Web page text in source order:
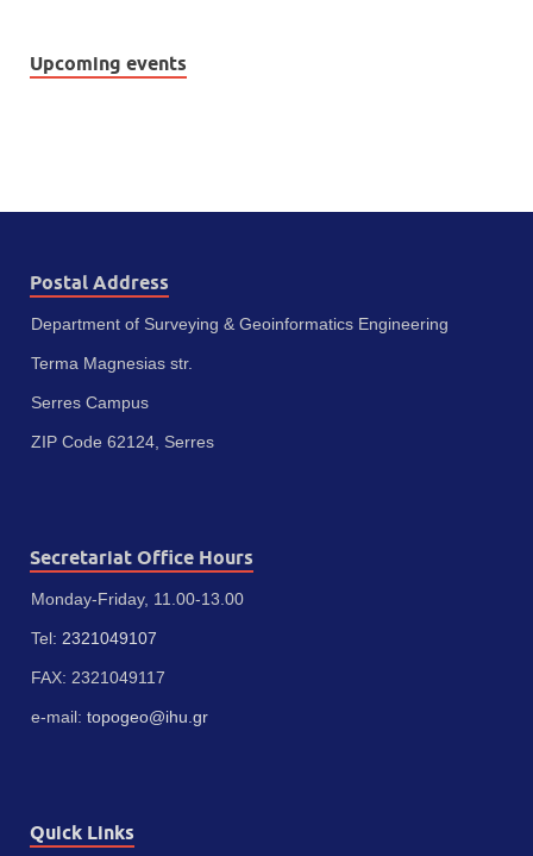
Upcoming events
Postal Address
Department of Surveying & Geoinformatics Engineering
Terma Magnesias str.
Serres Campus
ZIP Code 62124, Serres
Secretariat Office Hours
Monday-Friday, 11.00-13.00
Tel: 2321049107
FAX: 2321049117
e-mail: topogeo@ihu.gr
Quick Links